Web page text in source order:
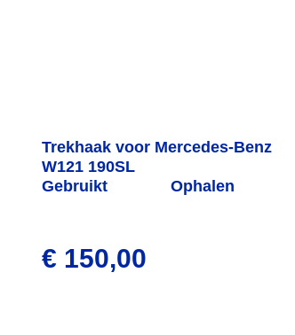
Trekhaak voor Mercedes-Benz
W121 190SL
Gebruikt
Ophalen
€ 150,00